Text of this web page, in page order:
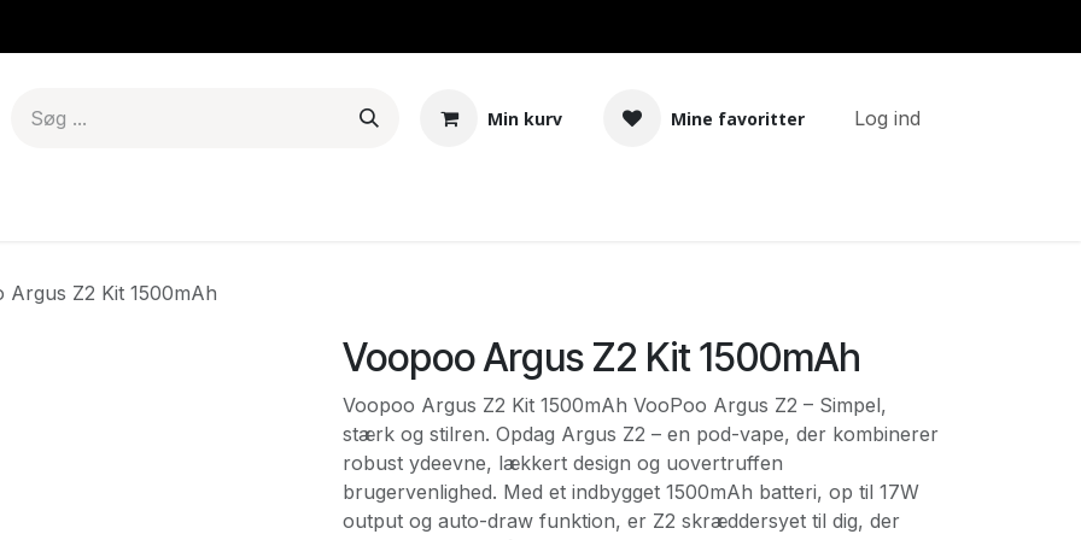
Min kurv Mine favoritter Log ind
Argus Z2 Kit 1500mAh
Voopoo Argus Z2 Kit 1500mAh
Voopoo Argus Z2 Kit 1500mAh VooPoo Argus Z2 – Simpel,
stærk og stilren. Opdag Argus Z2 – en pod-vape, der kombinerer
robust ydeevne, lækkert design og uovertruffen
brugervenlighed. Med et indbygget 1500mAh batteri, op til 17W
output og auto-draw funktion, er Z2 skræddersyet til dig, der